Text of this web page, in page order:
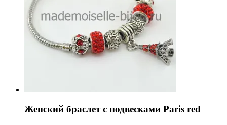
Женский браслет с подвесками Paris red